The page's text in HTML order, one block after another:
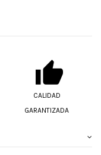
CALIDAD
GARANTIZADA